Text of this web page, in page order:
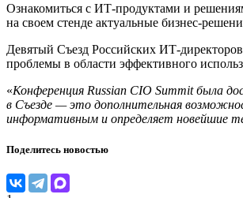
Ознакомиться с ИТ-продуктами и
на своем стенде актуальные бизнес-
Девятый Съезд Российских ИТ-
проблемы в области эффективного
«Конференция Russian CIO Summit была
в Съезде — это дополнительная
информативным и определяет новейшие
Поделитесь новостью